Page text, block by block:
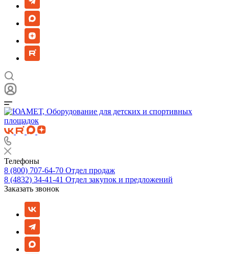
Телефоны
8 (800) 707-64-70 Отдел продаж
8 (4832) 34-41-41 Отдел закупок и предложений
Заказать звонок